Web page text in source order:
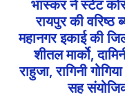
भास्कर ने स्टेट
रायपुर की वरिष्ठ
महानगर इकाई की
शीतल मार्को,
राहुजा, रागिनी
सह